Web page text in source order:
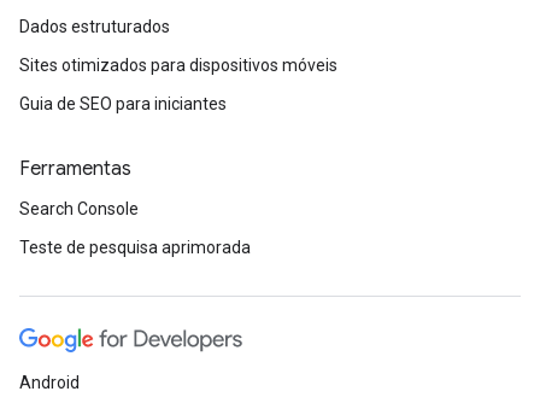
Dados estruturados
Sites otimizados para dispositivos móveis
Guia de SEO para iniciantes
Ferramentas
Search Console
Teste de pesquisa aprimorada
Android